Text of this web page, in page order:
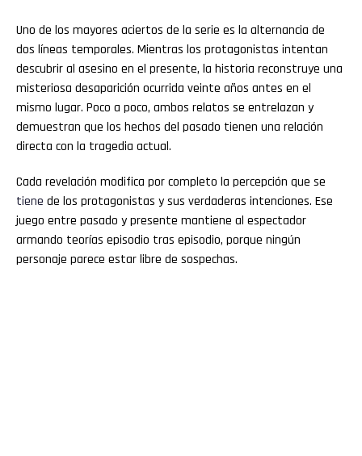
Uno de los mayores aciertos de la serie es la alternancia de
dos líneas temporales. Mientras los protagonistas intentan
descubrir al asesino en el presente, la historia reconstruye una
misteriosa desaparición ocurrida veinte años antes en el
mismo lugar. Poco a poco, ambos relatos se entrelazan y
demuestran que los hechos del pasado tienen una relación
directa con la tragedia actual.
Cada revelación modifica por completo la percepción que se
tiene de los protagonistas y sus verdaderas intenciones. Ese
juego entre pasado y presente mantiene al espectador
armando teorías episodio tras episodio, porque ningún
personaje parece estar libre de sospechas.